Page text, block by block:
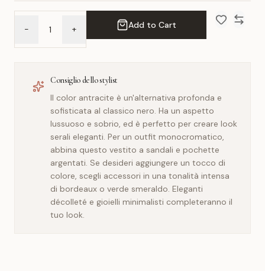
- + Add to Cart
Consiglio dello stylist
Il color antracite è un'alternativa profonda e
sofisticata al classico nero. Ha un aspetto
lussuoso e sobrio, ed è perfetto per creare look
serali eleganti. Per un outfit monocromatico,
abbina questo vestito a sandali e pochette
argentati. Se desideri aggiungere un tocco di
colore, scegli accessori in una tonalità intensa
di bordeaux o verde smeraldo. Eleganti
décolleté e gioielli minimalisti completeranno il
tuo look.